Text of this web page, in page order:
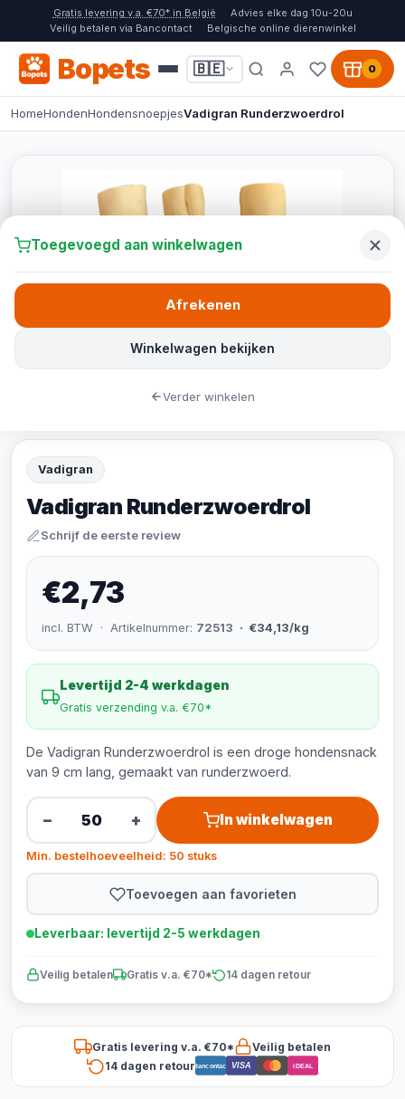
Gratis levering v.a. €70* in België
Advies elke dag 10u-20u
Veilig betalen via Bancontact
Belgische online dierenwinkel
Bopets 🇧🇪 0
HomeHondenHondensnoepjesVadigran Runderzwoerdrol
Vadigran
Vadigran Runderzwoerdrol
Schrijf de eerste review
€2,73
incl. BTW · Artikelnummer: 72513 · €34,13/kg
Levertijd 2-4 werkdagen
Gratis verzending v.a. €70*
De Vadigran Runderzwoerdrol is een droge hondensnack
van 9 cm lang, gemaakt van runderzwoerd.
− + In winkelwagen
Min. bestelhoeveelheid: 50 stuks
Toevoegen aan favorieten
Leverbaar: levertijd 2-5 werkdagen
Veilig betalen Gratis v.a. €70* 14 dagen retour
Gratis levering v.a. €70*
Veilig betalen
14 dagen retourBancontact VISA iDEAL
Toegevoegd aan winkelwagen
Winkelwagen bekijken
Afrekenen
Verder winkelen